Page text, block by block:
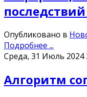
Опубликовано в
Подробнее ...
Среда, 31 Июль 2024
Алгоритм